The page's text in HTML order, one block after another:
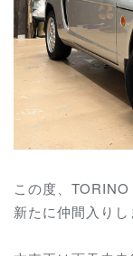
この度、
新たに仲間入りし